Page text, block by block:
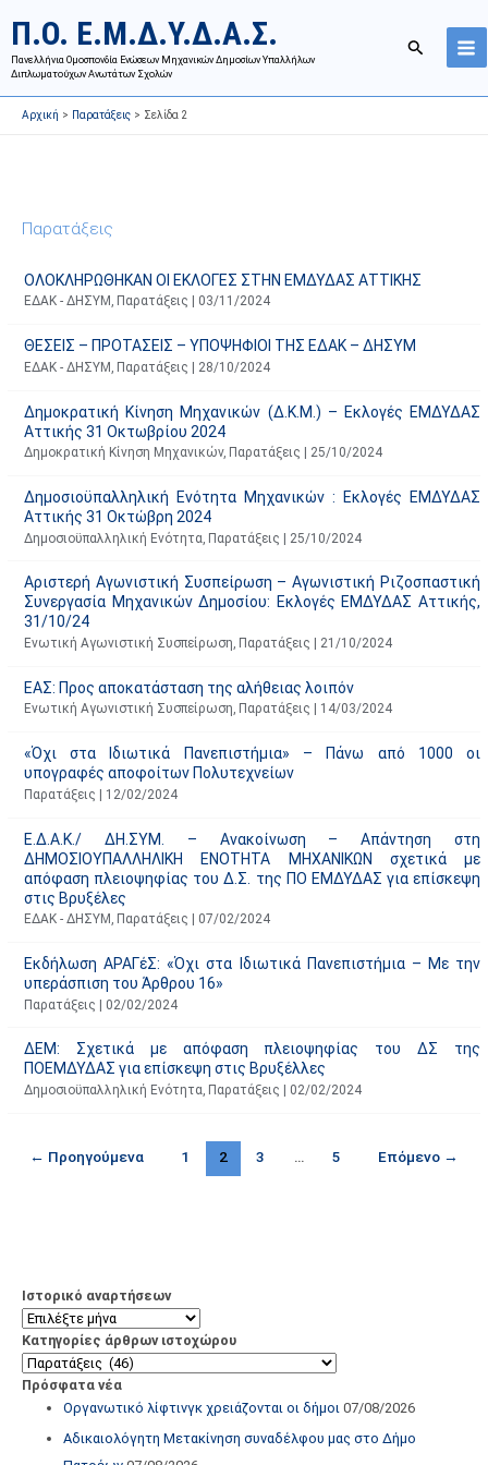
περιεχόμενο
Π.Ο. Ε.Μ.Δ.Υ.Δ.Α.Σ.
Πανελλήνια Ομοσπονδία Ενώσεων Μηχανικών Δημοσίων Υπαλλήλων
Διπλωματούχων Ανωτάτων Σχολών
Αναζήτηση
Αρχική Παρατάξεις Σελίδα 2
Παρατάξεις
ΟΛΟΚΛΗΡΩΘΗΚΑΝ ΟΙ ΕΚΛΟΓΕΣ ΣΤΗΝ ΕΜΔΥΔΑΣ ΑΤΤΙΚΗΣ
ΕΔΑΚ - ΔΗΣΥΜ , Παρατάξεις 03/11/2024
ΘΕΣΕΙΣ – ΠΡΟΤΑΣΕΙΣ – ΥΠΟΨΗΦΙΟΙ ΤΗΣ ΕΔΑΚ – ΔΗΣΥΜ
ΕΔΑΚ - ΔΗΣΥΜ, Παρατάξεις | 28/10/2024
Δημοκρατική Κίνηση Μηχανικών (Δ.Κ.Μ.) – Εκλογές ΕΜΔΥΔΑΣ
Αττικής 31 Οκτωβρίου 2024
Δημοκρατική Κίνηση Μηχανικών, Παρατάξεις 25/10/2024
Δημοσιοϋπαλληλική Ενότητα Μηχανικών : Εκλογές ΕΜΔΥΔΑΣ
Αττικής 31 Οκτώβρη 2024
Δημοσιοϋπαλληλική Ενότητα Παρατάξεις | 25/10/2024
Αριστερή Αγωνιστική Συσπείρωση – Αγωνιστική Ριζοσπαστική
Συνεργασία Μηχανικών Δημοσίου: Εκλογές ΕΜΔΥΔΑΣ Αττικής,
31/10/24
Ενωτική Αγωνιστική Συσπείρωση, Παρατάξεις 21/10/2024
ΕΑΣ: Προς αποκατάσταση της αλήθειας λοιπόν
Ενωτική Αγωνιστική Συσπείρωση, Παρατάξεις 14/03/2024
«Όχι στα Ιδιωτικά Πανεπιστήμια» – Πάνω από 1000 οι
υπογραφές αποφοίτων Πολυτεχνείων
Παρατάξεις | 12/02/2024
Ε.Δ.Α.Κ./ ΔΗ.ΣΥΜ. – Ανακοίνωση – Απάντηση στη
ΔΗΜΟΣΙΟΥΠΑΛΛΗΛΙΚΗ ΕΝΟΤΗΤΑ ΜΗΧΑΝΙΚΩΝ σχετικά με
απόφαση πλειοψηφίας του Δ.Σ. της ΠΟ ΕΜΔΥΔΑΣ για επίσκεψη
στις Βρυξέλες
ΕΔΑΚ - ΔΗΣΥΜ , Παρατάξεις 07/02/2024
Εκδήλωση ΑΡΑΓέΣ: «Όχι στα Ιδιωτικά Πανεπιστήμια – Με την
υπεράσπιση του Άρθρου 16»
Παρατάξεις | 02/02/2024
ΔΕΜ: Σχετικά με απόφαση πλειοψηφίας του ΔΣ της
ΠΟΕΜΔΥΔΑΣ για επίσκεψη στις Βρυξέλλες
Δημοσιοϋπαλληλική Ενότητα, Παρατάξεις 02/02/2024
← Προηγούμενα 1 2 3 … 5 Επόμενο →
Ιστορικό αναρτήσεων
τ
ο
ρ
α
α
τ
ή
ε
ω
Κατηγορίες άρθρων ιστοχώρου
τ
η
γ
ε
ά
θ
ρ
ν
τ
ο
ώ
ρ
ο
Πρόσφατα νέα
Οργανωτικό λίφτινγκ χρειάζονται οι δήμοι 07/08/2026
Αδικαιολόγητη Μετακίνηση συναδέλφου μας στο Δήμο